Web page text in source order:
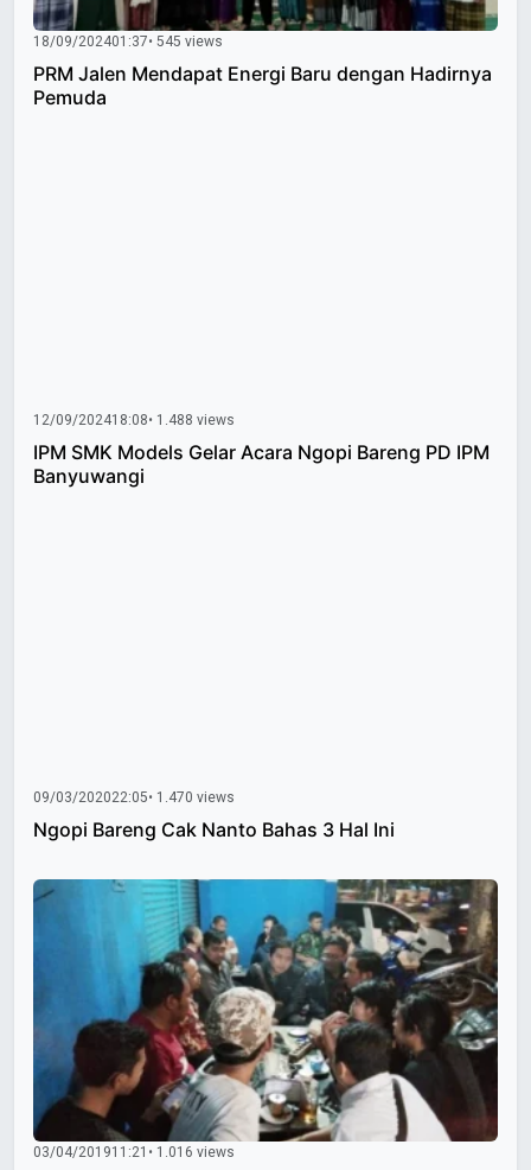
18/09/202401:37• 545 views
PRM Jalen Mendapat Energi Baru dengan Hadirnya
Pemuda
12/09/202418:08• 1.488 views
IPM SMK Models Gelar Acara Ngopi Bareng PD IPM
Banyuwangi
09/03/202022:05• 1.470 views
Ngopi Bareng Cak Nanto Bahas 3 Hal Ini
03/04/201911:21 • 1.016 views